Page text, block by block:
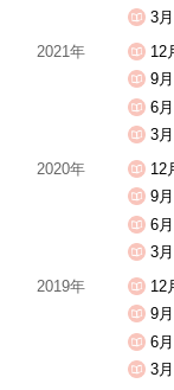
3
2021年
12
9
6
3
2020年
12
9
6
3
2019年
12
9
6
3